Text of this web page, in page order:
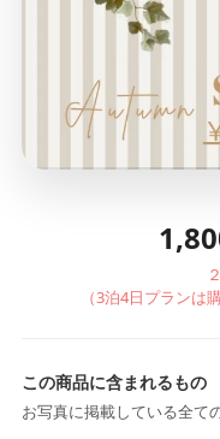
（3泊4日プランは
この商品に含まれるもの
お写真に掲載している全て